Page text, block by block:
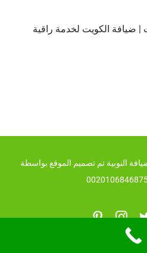
ضيافة الكويت لخدمة راقية
النوبية تم تصميم الموقع بواسطة
Twitter
Instagram
Pinterest